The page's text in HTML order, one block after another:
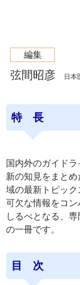
編集
弦間昭彦 日本
特 長
国内外のガイド
新の知見をまと
域の最新トピッ
可欠な情報をコ
しるべとなる、
の一冊です。
目 次